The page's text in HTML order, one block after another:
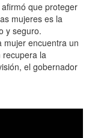
que proteger
mujeres es la
y seguro.
mujer encuentra un
recupera la
el gobernador